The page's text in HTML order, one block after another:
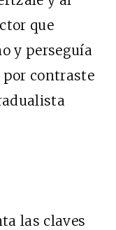
que
y perseguía
por contraste
las claves